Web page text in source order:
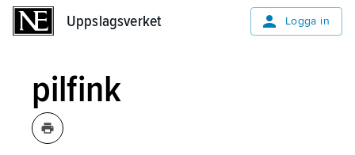
Uppslagsverket Logga in
pilfink